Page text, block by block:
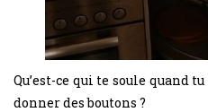
Qu’est-ce qui te soule quand
donner des boutons ?